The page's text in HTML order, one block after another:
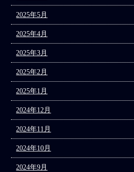
2025年5月
2025年4月
2025年3月
2025年2月
2025年1月
2024年12月
2024年11月
2024年10月
2024年9月